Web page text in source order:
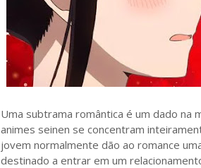
Uma subtrama romântica é um dado na
animes seinen se concentram
jovem normalmente dão ao romance
destinado a entrar em um